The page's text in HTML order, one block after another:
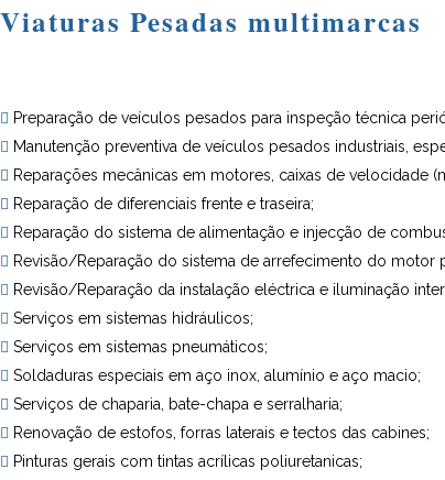
Viaturas Pesadas multimarcas
Preparação de veículos pesados para inspeção técnica
Manutenção preventiva de veículos pesados industriais,
Reparações mecânicas em motores, caixas de velocidade
Reparação de diferenciais frente e traseira;
Reparação do sistema de alimentação e injecção de
Revisão/Reparação do sistema de arrefecimento do motor
Revisão/Reparação da instalação eléctrica e iluminação
Serviços em sistemas hidráulicos;
Serviços em sistemas pneumáticos;
Soldaduras especiais em aço inox, alumínio e aço macio;
Serviços de chaparia, bate-chapa e serralharia;
Renovação de estofos, forras laterais e tectos das cabines;
Pinturas gerais com tintas acrílicas poliuretanicas;